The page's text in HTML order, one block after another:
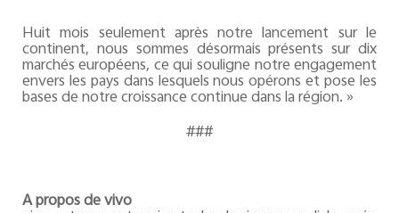
Huit mois seulement après notre lancement sur le
continent, nous sommes désormais présents sur dix
marchés européens, ce qui souligne notre engagement
envers les pays dans lesquels nous opérons et pose les
bases de notre croissance continue dans la région. »
###
A propos de vivo